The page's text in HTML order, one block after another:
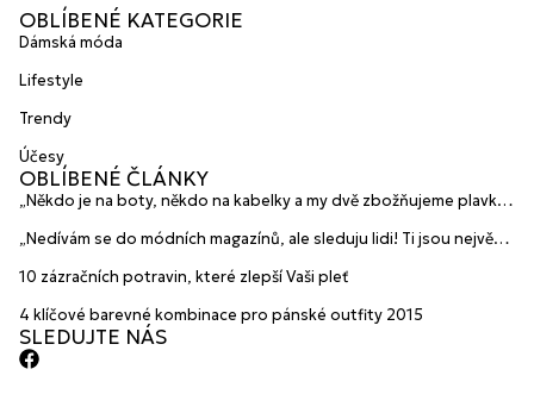
OBLÍBENÉ KATEGORIE
Dámská móda
Lifestyle
Trendy
Účesy
OBLÍBENÉ ČLÁNKY
„Někdo je na boty, někdo na kabelky a my dvě zbožňujeme plavky“
HANAJANA Swimwear
„Nedívám se do módních magazínů, ale sleduju lidi! Ti jsou největší
10 zázračních potravin, které zlepší Vaši pleť
4 klíčové barevné kombinace pro pánské outfity 2015
SLEDUJTE NÁS